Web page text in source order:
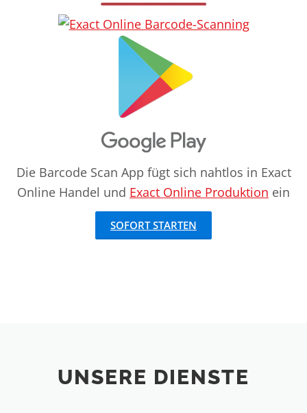
Die Barcode Scan App fügt sich nahtlos in Exact
Online Handel und Exact Online Produktion ein
SOFORT STARTEN
UNSERE DIENSTE